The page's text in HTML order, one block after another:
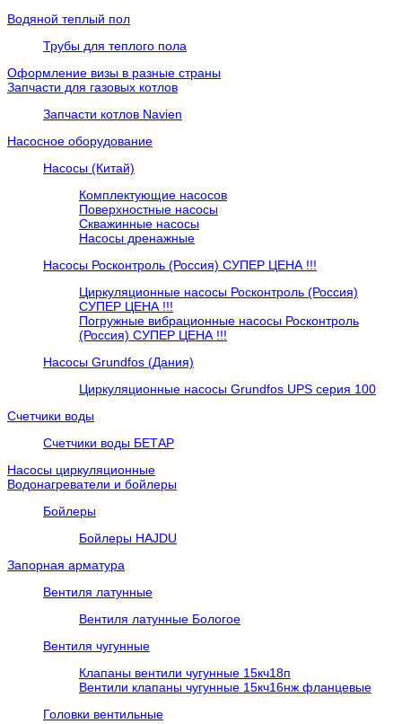
Водяной теплый пол
Трубы для теплого пола
Оформление визы в разные страны
Запчасти для газовых котлов
Запчасти котлов Navien
Насосное оборудование
Насосы (Китай)
Комплектующие насосов
Поверхностные насосы
Скважинные насосы
Насосы дренажные
Насосы Росконтроль (Россия) СУПЕР ЦЕНА !!!
Циркуляционные насосы Росконтроль (Россия)
СУПЕР ЦЕНА !!!
Погружные вибрационные насосы Росконтроль
(Россия) СУПЕР ЦЕНА !!!
Насосы Grundfos (Дания)
Циркуляционные насосы Grundfos UPS серия 100
Счетчики воды
Счетчики воды БЕТАР
Насосы циркуляционные
Водонагреватели и бойлеры
Бойлеры
Бойлеры HAJDU
Запорная арматура
Вентиля латунные
Вентиля латунные Бологое
Вентиля чугунные
Клапаны вентили чугунные 15кч18п
Вентили клапаны чугунные 15кч16нж фланцевые
Головки вентильные